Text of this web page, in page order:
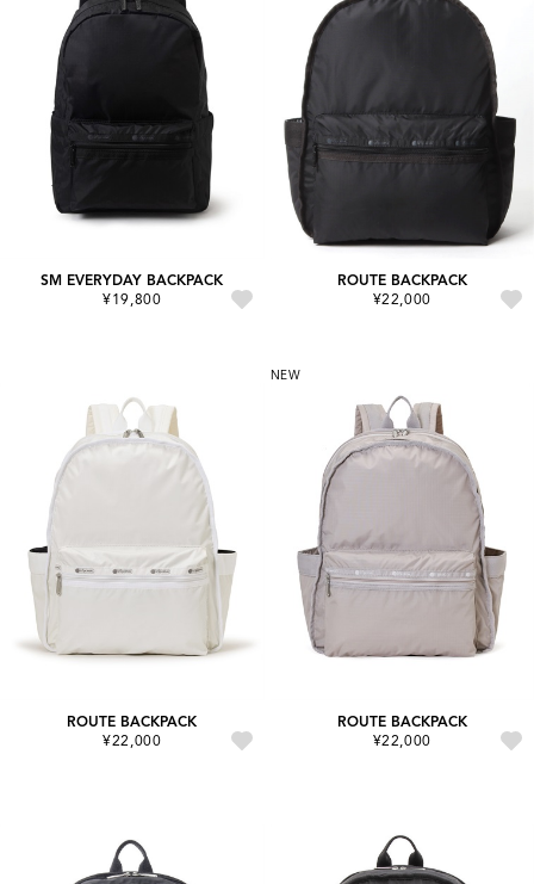
SM EVERYDAY BACKPACK
¥19,800
ROUTE BACKPACK
¥22,000
ROUTE BACKPACK
¥22,000
NEW
ROUTE BACKPACK
¥22,000